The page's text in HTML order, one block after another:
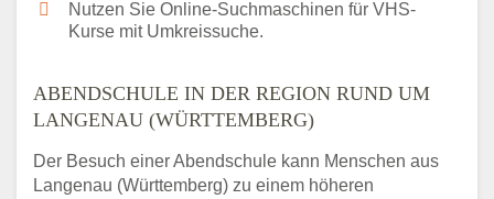
Nutzen Sie Online-Suchmaschinen für VHS-
Kurse mit Umkreissuche.
ABENDSCHULE IN DER REGION RUND UM
LANGENAU (WÜRTTEMBERG)
Der Besuch einer Abendschule kann Menschen aus
Langenau (Württemberg) zu einem höheren